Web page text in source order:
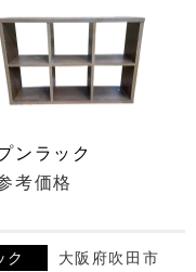
ンラック
考価格
ク 大阪府吹田市